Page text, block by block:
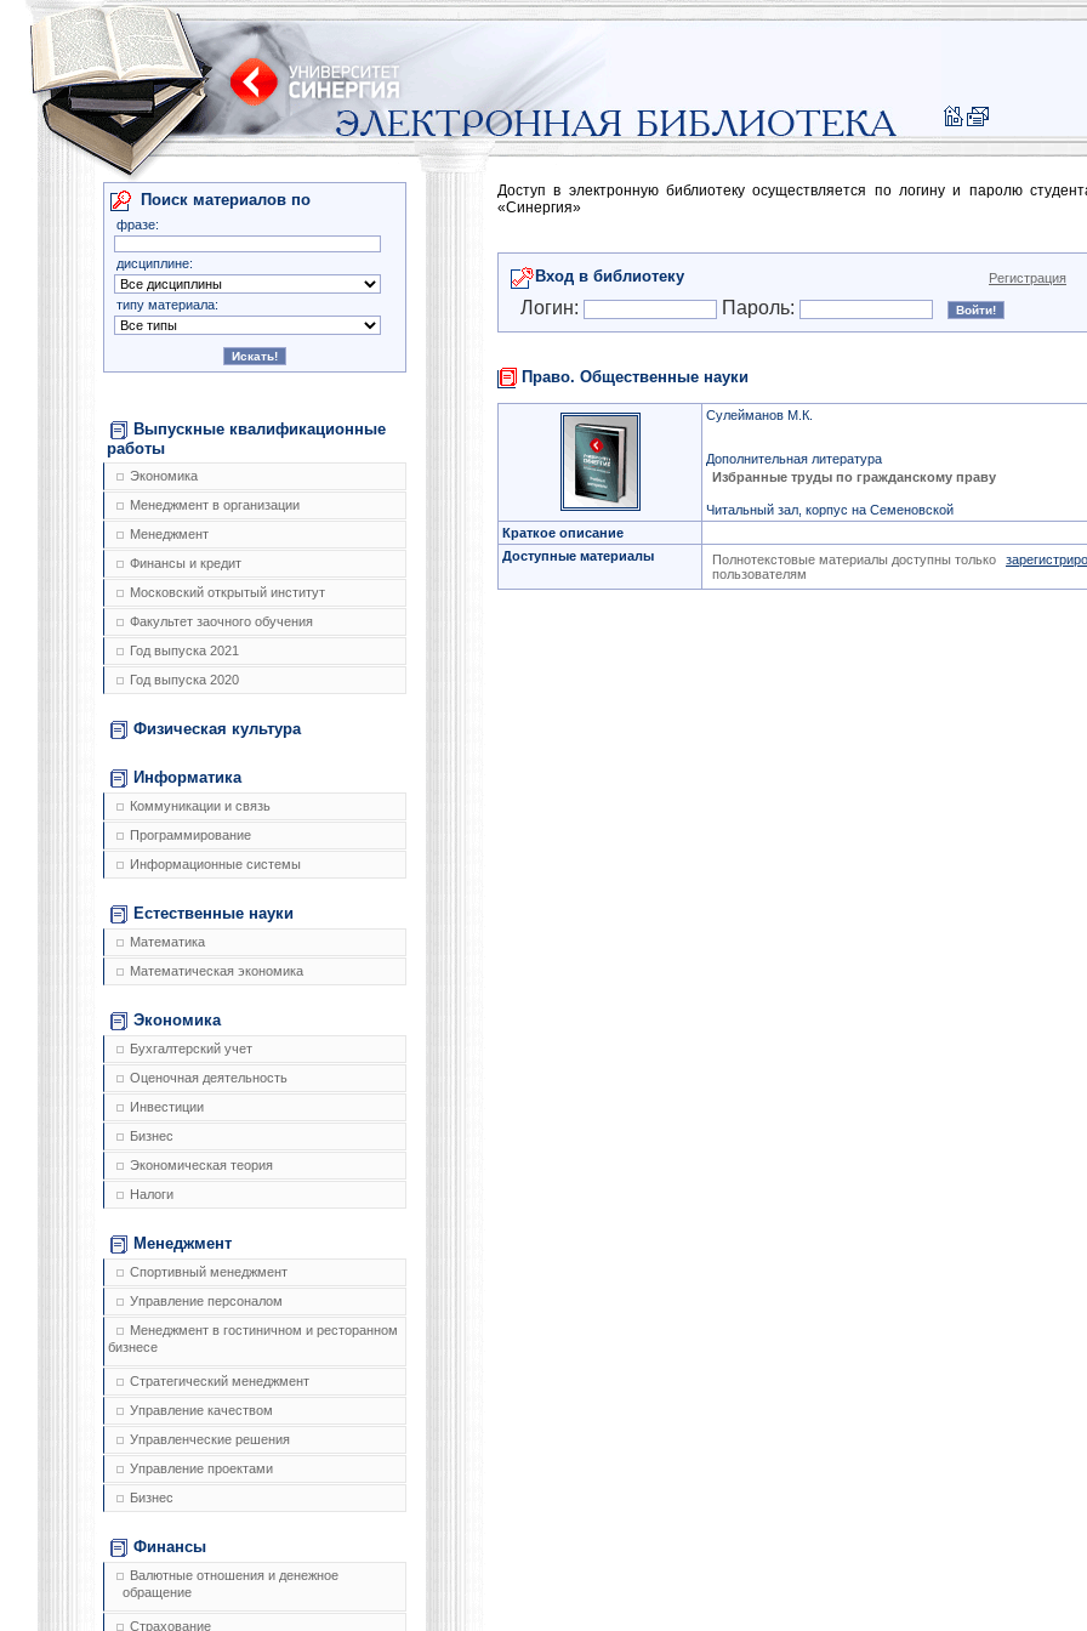
Поиск материалов по
фразе:
дисциплине:
типу материала:
Выпускные квалификационные
работы
Экономика
Менеджмент в организации
Менеджмент
Финансы и кредит
Московский открытый институт
Факультет заочного обучения
Год выпуска 2021
Год выпуска 2020
Физическая культура
Информатика
Коммуникации и связь
Программирование
Информационные системы
Естественные науки
Математика
Математическая экономика
Экономика
Бухгалтерский учет
Оценочная деятельность
Инвестиции
Бизнес
Экономическая теория
Налоги
Менеджмент
Спортивный менеджмент
Управление персоналом
Менеджмент в гостиничном и ресторанном
бизнесе
Стратегический менеджмент
Управление качеством
Управленческие решения
Управление проектами
Бизнес
Финансы
Валютные отношения и денежное
обращение
Страхование
Доступ в электронную библиотеку осуществляется по логину и паролю
«Синергия»
Вход в библиотеку Регистрация
Логин: Пароль:
Право. Общественные науки
Сулейманов М.К.
Дополнительная литература
Избранные труды по гражданскому праву
Читальный зал, корпус на Семеновской
Краткое описание
Доступные материалы
Полнотекстовые материалы доступны только
пользователям